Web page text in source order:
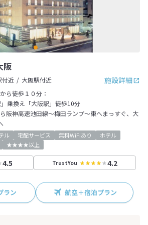
阪
施設詳細
付近
大阪駅付近
ら徒歩１０分：
乗換え「大阪駅」徒歩10分
阪神高速池田線～梅田ランプ～東へまっすぐ、大
ル 宅配サービス 無料WiFiあり
ホテル
★★★★以上
4.5 TrustYou 4.2
ラン 航空＋宿泊プラン